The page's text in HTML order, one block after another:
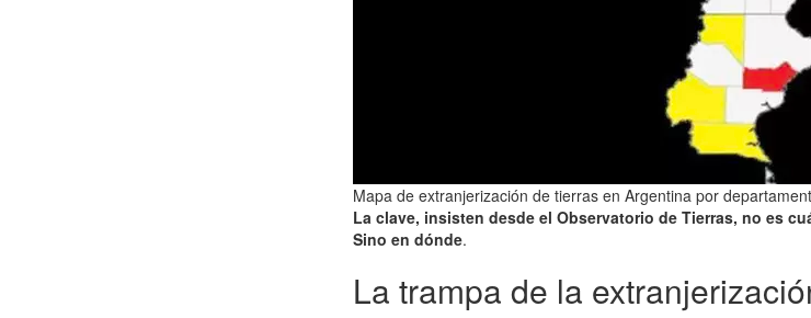
Mapa de extranjerización de tierras en Argentina por
La clave, insisten desde el Observatorio de Tierras, no es
Sino en dónde.
La trampa de la